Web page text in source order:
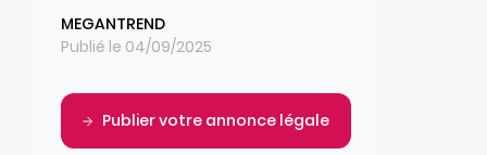
MEGANTREND
Publié le 04/09/2025
Publier votre annonce légale